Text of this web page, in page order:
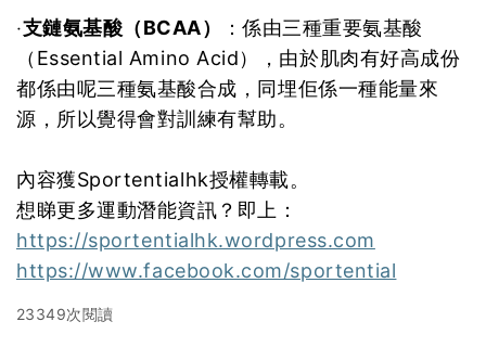
‧支鏈氨基酸（BCAA）
：係由三種重要氨基酸
（Essential Amino Acid），由於肌肉有好高成份
都係由呢三種氨基酸合成，同埋佢係一種能量來
源，所以覺得會對訓練有幫助。
內容獲Sportentialhk授權轉載。
想睇更多運動潛能資訊？即上：
https://sportentialhk.wordpress.com
https://www.facebook.com/sportential
23349次閱讀